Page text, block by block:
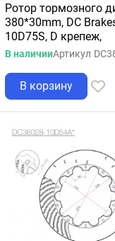
Ротор тормозного
380*30mm, DC
10D75S, D крепеж,
В наличииАртикул
В корзину